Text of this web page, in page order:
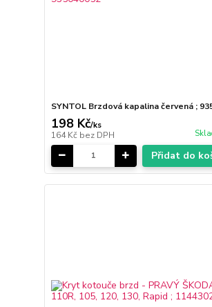
SYNTOL Brzdová kapalina červená ;
198 Kč/ks
164 Kč bez DPH
Přidat do